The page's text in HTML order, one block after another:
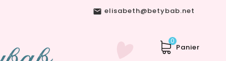
 elisabeth@betybab.net
Panier
0